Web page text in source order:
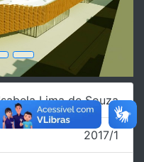
Lima de Souza
2017/1